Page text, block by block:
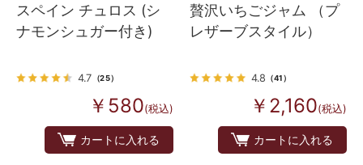
スペイン チュロス (シ
ナモンシュガー付き)
4.7 （25）
￥580(税込)
カートに入れる
贅沢いちごジャム （プ
レザーブスタイル）
4.8 （41）
￥2,160(税込)
カートに入れる